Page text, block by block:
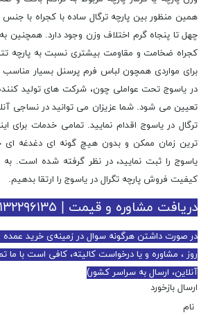
همین منظور بین پارچه ترگال ساده با کجراه با
چهل تا پنجاه گرم اختلاف وزن وجود دارد. همچنین به
کجراه ضخامت و مقاومت بیشتری نسبت به پارچه
برای مواردی همچون لباس فرم پرسنل بسیار
در یاسوج تحت عواملی چون، شرکت های تولید
تعیین می شود. شما عزیزان می توانید در نساجی
ترگال در یاسوج اقدام نمایید. تمامی خدمات برای
ترین زمان ممکن و بدون هیچ گونه ای دغدغه ای
یاسوج را ثبت نمایید، در نظر گرفته شده است.
کیفیت فروش پارچه تگرال در یاسوج را ارتقا بدهیم.
دریافت مشاوره و قیمت | ۰۹۱۳۲۲۹۶۱۳۵
در صورت داشتن هرگونه سوال در زمینه‌ی خرید عمده
روز ، مشاوره و یا درخواست کالیته، کافی است با
آنلاین، ارسال به سراسر کشور)
ارسال بازخورد
نام